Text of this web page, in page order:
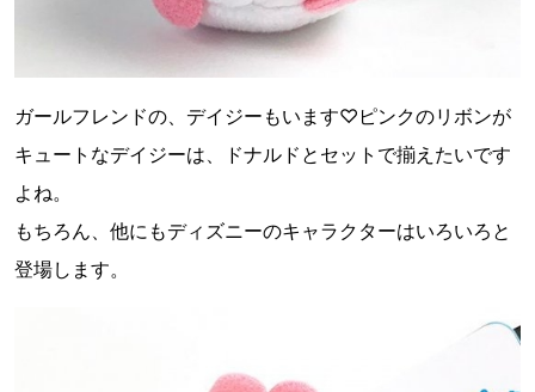
ガールフレンドの、デイジーもいます♡ピンクのリボンが
キュートなデイジーは、ドナルドとセットで揃えたいです
よね。
もちろん、他にもディズニーのキャラクターはいろいろと
登場します。